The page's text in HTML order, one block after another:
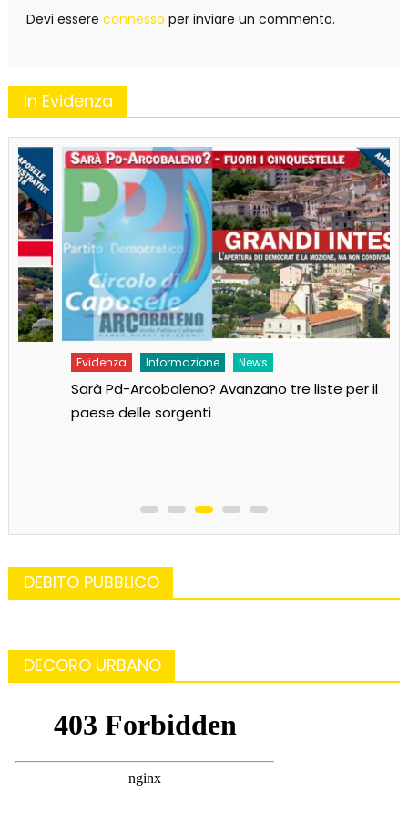
Devi essere connesso per inviare un commento.
In Evidenza
Evidenza Informazione News
Sarà Pd-Arcobaleno? Avanzano tre liste per il
paese delle sorgenti
DEBITO PUBBLICO
DECORO URBANO